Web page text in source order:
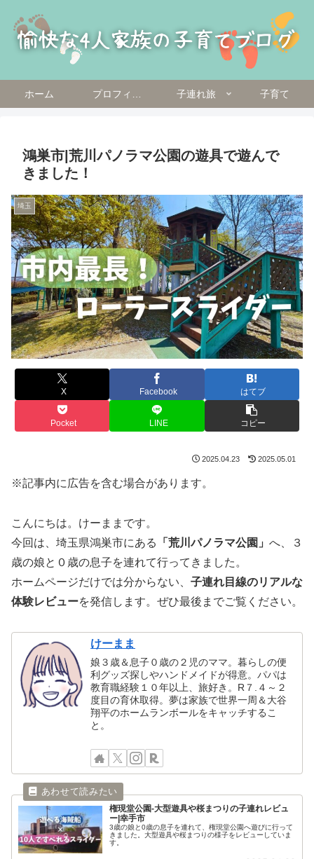
ホーム 子連れ旅 子育て
鴻巣市|荒川パノラマ公園の遊具で遊んで
きました！
埼玉
X Facebook はてブ
Pocket LINE コピー
2025.04.23 2025.05.01
※記事内に広告を含む場合があります。
こんにちは。けーままです。
今回は、埼玉県鴻巣市にある
「荒川パノラマ公園」 へ、３
歳の娘と０歳の息子を連れて行ってきました。
ホームページだけでは分からない、 子連れ目線のリアルな
体験レビューを発信します。ぜひ最後までご覧ください。
けーまま
娘３歳＆息子０歳の２児のママ。暮らしの便
利グッズ探しやハンドメイドが得意。パパは
教育職経験１０年以上、旅好き。R７.４～２
度目の育休取得。夢は家族で世界一周＆大谷
翔平のホームランボールをキャッチするこ
と。
権現堂公園-大型遊具や桜まつりの子連れレビュ
ー|幸手市
3歳の娘と0歳の息子を連れて、権現堂公園へ遊びに行って
きました。大型遊具や桜まつりの様子をレビューしていま
す。